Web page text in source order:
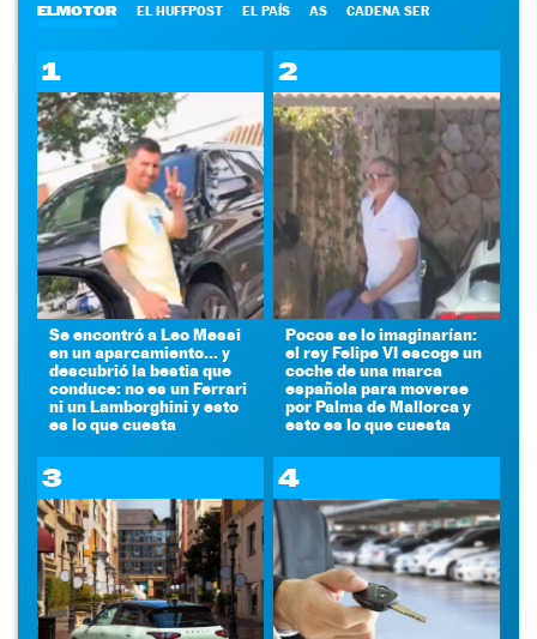
ELMOTOR EL HUFFPOST EL PAÍS AS CADENA SER
1
Se encontró a Leo Messi
en un aparcamiento... y
descubrió la bestia que
conduce: no es un Ferrari
ni un Lamborghini y esto
es lo que cuesta
2
Pocos se lo imaginarían:
el rey Felipe VI escoge un
coche de una marca
española para moverse
por Palma de Mallorca y
esto es lo que cuesta
3 4